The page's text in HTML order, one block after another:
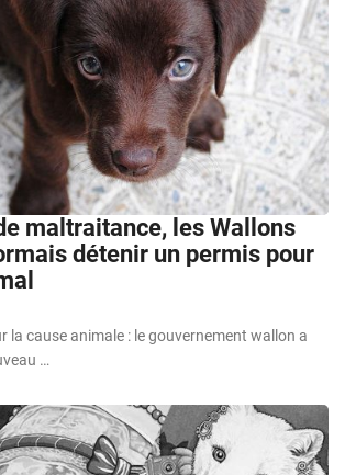
maltraitance, les Wallons
détenir un permis pour
la cause animale : le gouvernement wallon a
…